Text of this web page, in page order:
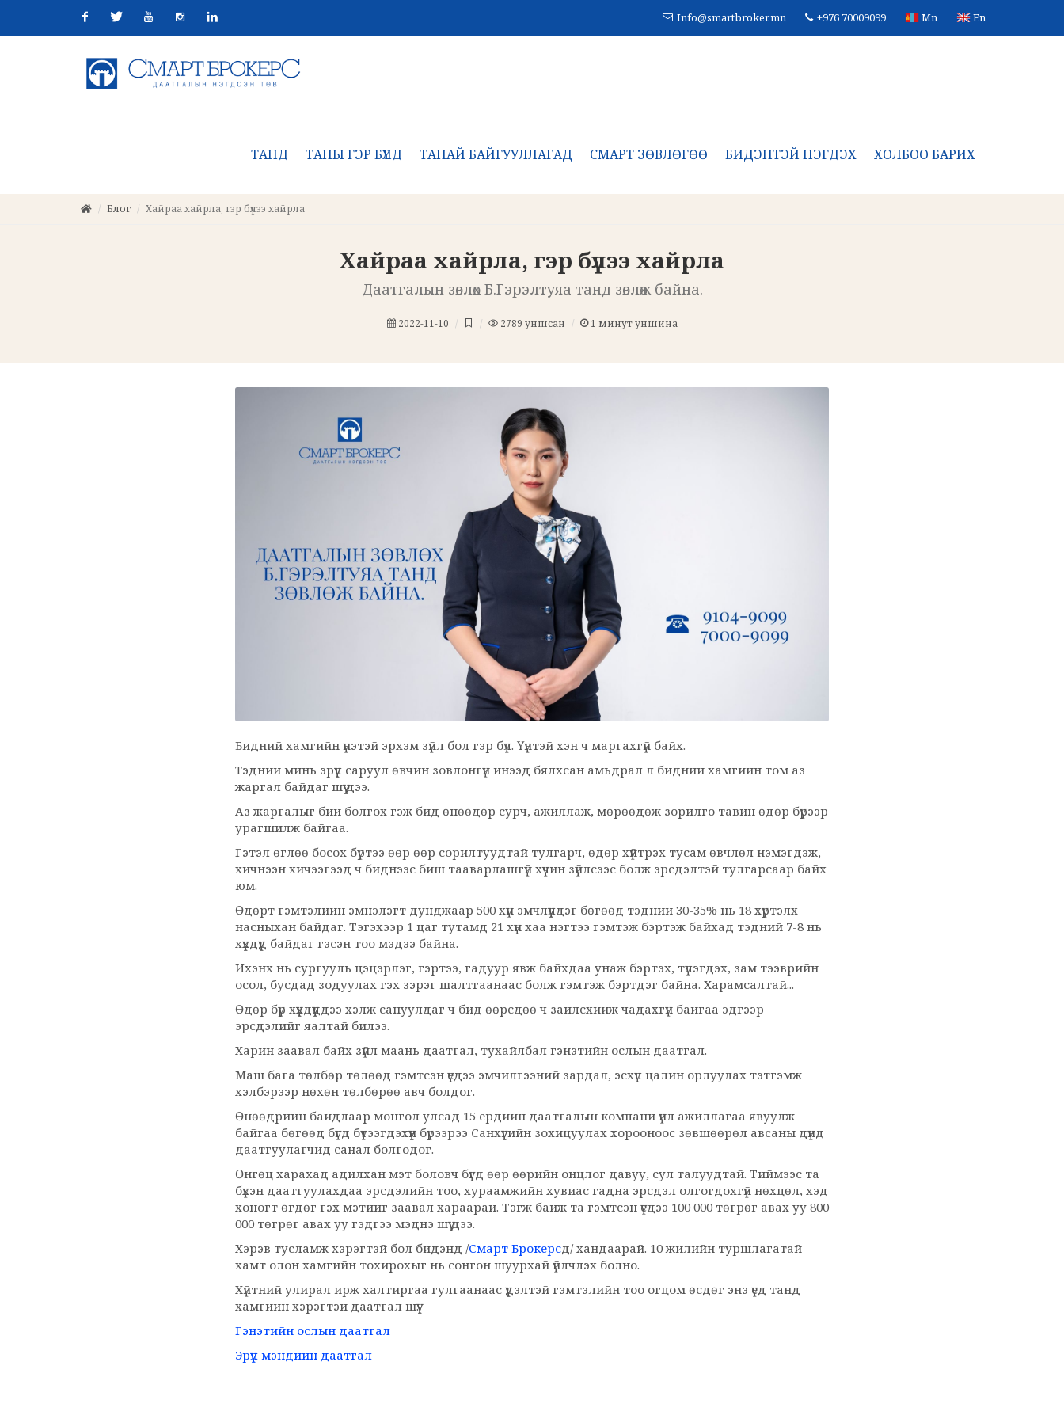
Info@smartbroker.mn +976 70009099 Mn En
ТАНД ТАНЫ ГЭР БҮЛД ТАНАЙ БАЙГУУЛЛАГАД СМАРТ ЗӨВЛӨГӨӨ БИДЭНТЭЙ НЭГДЭХ ХОЛБОО БАРИХ
Блог Хайраа хайрла, гэр бүлээ хайрла
Хайраа хайрла, гэр бүлээ хайрла
Даатгалын зөвлөх Б.Гэрэлтуяа танд зөвлөж байна.
2022-11-10 2789 уншсан 1 минут уншина
Бидний хамгийн үнэтэй эрхэм зүйл бол гэр бүл. Үүнтэй хэн ч маргахгүй байх.
Tэдний минь эрүүл саруул өвчин зовлонгүй инээд бялхсан амьдрал л бидний хамгийн том аз
жаргал байдаг шүү дээ.
Аз жаргалыг бий болгох гэж бид өнөөдөр сурч, ажиллаж, мөрөөдөж зорилго тавин өдөр бүрээр
урагшилж байгаа.
Гэтэл өглөө босох бүртээ өөр өөр сорилтуудтай тулгарч, өдөр хүйтрэх тусам өвчлөл нэмэгдэж,
хичнээн хичээгээд ч биднээс биш тааварлашгүй хүчин зүйлсээс болж эрсдэлтэй тулгарсаар байх
юм.
Өдөрт гэмтэлийн эмнэлэгт дунджаар 500 хүн эмчлүүлдэг бөгөөд тэдний 30-35% нь 18 хүртэлх
насныхан байдаг. Тэгэхээр 1 цаг тутамд 21 хүн хаа нэгтээ гэмтэж бэртэж байхад тэдний 7-8 нь
хүүхдүүд байдаг гэсэн тоо мэдээ байна.
Ихэнх нь сургууль цэцэрлэг, гэртээ, гадуур явж байхдаа унаж бэртэх, түлэгдэх, зам тээврийн
осол, бусдад зодуулах гэх зэрэг шалтгаанаас болж гэмтэж бэртдэг байна. Харамсалтай...
Өдөр бүр хүүхдүүддээ хэлж сануулдаг ч бид өөрсдөө ч зайлсхийж чадахгүй байгаа эдгээр
эрсдэлийг яалтай билээ.
Харин заавал байх зүйл маань даатгал, тухайлбал гэнэтийн ослын даатгал.
Маш бага төлбөр төлөөд гэмтсэн үедээ эмчилгээний зардал, эсхүл цалин орлуулах тэтгэмж
хэлбэрээр нөхөн төлбөрөө авч болдог.
Өнөөдрийн байдлаар монгол улсад 15 ердийн даатгалын компани үйл ажиллагаа явуулж
байгаа бөгөөд бүгд бүтээгдэхүүн бүрээрээ Санхүүгийн зохицуулах хорооноос зөвшөөрөл авсаны дүнд
даатгуулагчид санал болгодог.
Өнгөц харахад адилхан мэт боловч бүгд өөр өөрийн онцлог давуу, сул талуудтай. Тиймээс та
бүхэн даатгуулахдаа эрсдэлийн тоо, хураамжийн хувиас гадна эрсдэл олгогдохгүй нөхцөл, хэд
хоногт өгдөг гэх мэтийг заавал хараарай. Тэгж байж та гэмтсэн үедээ 100 000 төгрөг авах уу 800
000 төгрөг авах уу гэдгээ мэднэ шүү дээ.
Хэрэв тусламж хэрэгтэй бол бидэнд /Смарт Брокерсд/ хандаарай. 10 жилийн туршлагатай
хамт олон хамгийн тохирохыг нь сонгон шуурхай үйлчлэх болно.
Хүйтний улирал ирж халтиргаа гулгаанаас үүдэлтэй гэмтэлийн тоо огцом өсдөг энэ үед танд
хамгийн хэрэгтэй даатгал шүү.
Гэнэтийн ослын даатгал
Эрүүл мэндийн даатгал